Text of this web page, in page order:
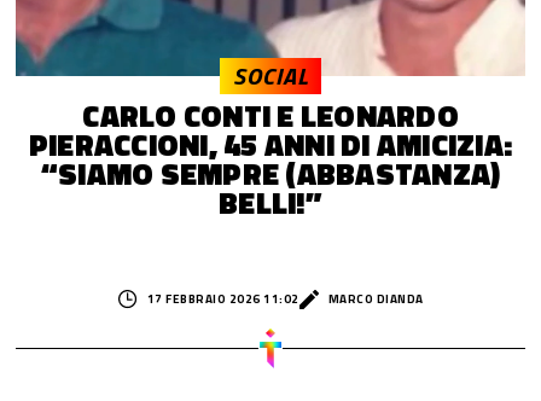
CARLO CONTI E LEONARDO
PIERACCIONI, 45 ANNI DI AMICIZIA:
“SIAMO SEMPRE (ABBASTANZA)
BELLI!”
SOCIAL
17 FEBBRAIO 2026 11:02 MARCO DIANDA